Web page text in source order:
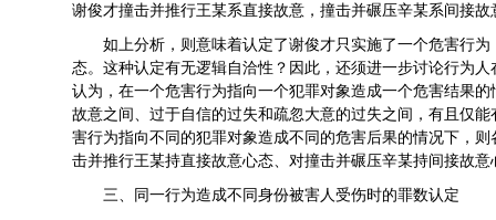
谢俊才撞击并推行王某系直接故意，撞击并碾压辛某系间接故
如上分析，则意味着认定了谢俊才只实施了一个危害行
态。这种认定有无逻辑自洽性？因此，还须进一步讨论行为
认为，在一个危害行为指向一个犯罪对象造成一个危害结果
故意之间、过于自信的过失和疏忽大意的过失之间，有且仅
害行为指向不同的犯罪对象造成不同的危害后果的情况下，
击并推行王某持直接故意心态、对撞击并碾压辛某持间接故
三、同一行为造成不同身份被害人受伤时的罪数认定